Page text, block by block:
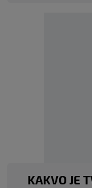
KAKVO JE